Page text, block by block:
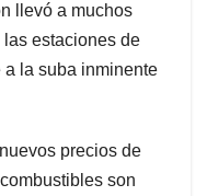
llevó a muchos
estaciones de
la suba inminente
precios de
son